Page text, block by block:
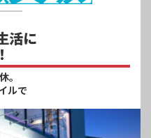
活に
。
ルで